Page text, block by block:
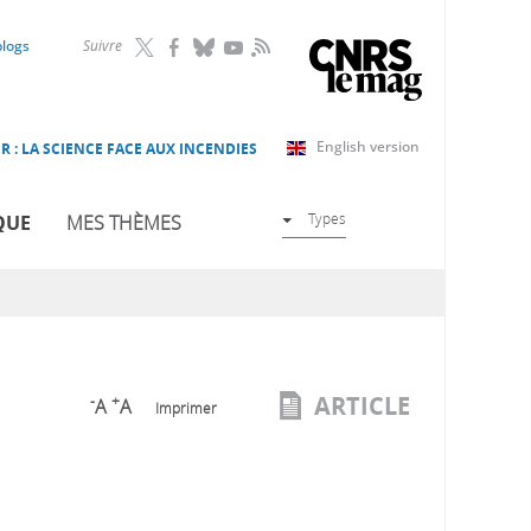
Suivre RSS
English version
: LA SCIENCE FACE AUX INCENDIES
MES THÈMES Types
-A +A Imprimer ARTICLE